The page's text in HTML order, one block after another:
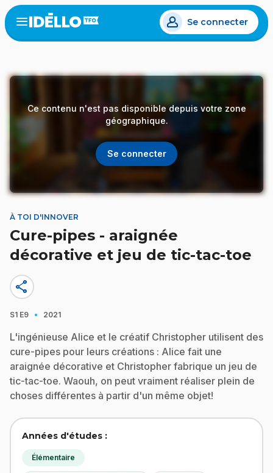
Aller
au
contenu
Open
menu
Se connecter
Ce contenu n'est pas disponible depuis votre zone
géographique.
Se connecter
À TOI D'INNOVER
Cure-pipes - araignée
décorative et jeu de tic-tac-toe
share
S1 E9 · 2021
L'ingénieuse Alice et le créatif Christopher utilisent des
cure-pipes pour leurs créations : Alice fait une
araignée décorative et Christopher fabrique un jeu de
tic-tac-toe. Waouh, on peut vraiment réaliser plein de
choses différentes à partir d'un même objet!
Années d'études :
Élémentaire